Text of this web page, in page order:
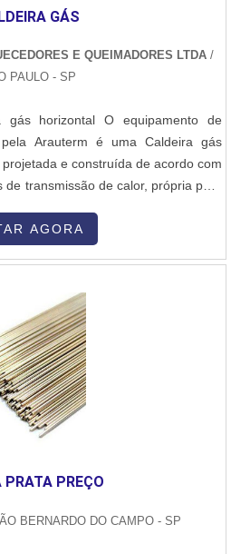
de linhas em
de atuação se deve ao fato da
experientes e capacitados,
que a empresa investe
expandido seu “how-know'' e
internacional. EMPRESA
DE MÁQUINA TERMOFUSÃOA
em PEAD e PP. A empresa
para seus serviços e em tecnologia,
modernos e de alta qualidade para
GÁS
E QUEIMADORES LTDA /
PAULO - SP
gás horizontal O equipamento de
Arauterm é uma Caldeira gás
e construída de acordo com
transmissão de calor, própria para
(Flow Ebb System), que consiste do
AGORA
PRATA PREÇO
BERNARDO DO CAMPO - SP